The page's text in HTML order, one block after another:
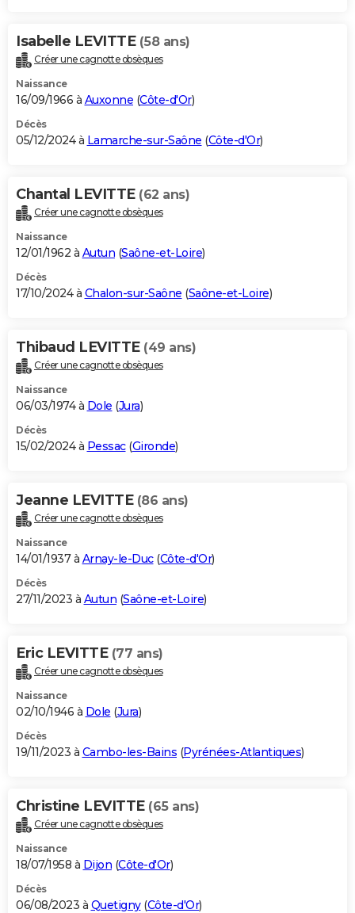
Isabelle LEVITTE (58 ans)
Créer une cagnotte obsèques
Naissance
16/09/1966 à Auxonne (Côte-d'Or)
Décès
05/12/2024 à Lamarche-sur-Saône (Côte-d'Or)
Chantal LEVITTE (62 ans)
Créer une cagnotte obsèques
Naissance
12/01/1962 à Autun (Saône-et-Loire)
Décès
17/10/2024 à Chalon-sur-Saône (Saône-et-Loire)
Thibaud LEVITTE (49 ans)
Créer une cagnotte obsèques
Naissance
06/03/1974 à Dole (Jura)
Décès
15/02/2024 à Pessac(Gironde)
Jeanne LEVITTE (86 ans)
Créer une cagnotte obsèques
Naissance
14/01/1937 à Arnay-le-Duc(Côte-d'Or)
Décès
27/11/2023 à Autun (Saône-et-Loire)
Eric LEVITTE (77 ans)
Créer une cagnotte obsèques
Naissance
02/10/1946 à Dole (Jura)
Décès
19/11/2023 à Cambo-les-Bains (Pyrénées-Atlantiques)
Christine LEVITTE (65 ans)
Créer une cagnotte obsèques
Naissance
18/07/1958 à Dijon (Côte-d'Or)
Décès
06/08/2023 à Quetigny(Côte-d'Or)